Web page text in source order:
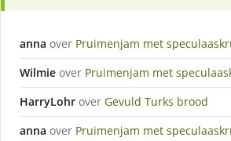
anna over Pruimenjam met
Wilmie over Pruimenjam met
HarryLohr over Gevuld Turks brood
anna over Pruimenjam met